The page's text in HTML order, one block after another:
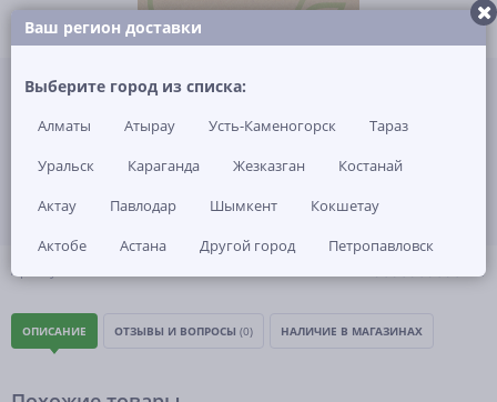
Артикул: - (0)
Нет в наличии
ОПИСАНИЕ ОТЗЫВЫ И ВОПРОСЫ (0) НАЛИЧИЕ В МАГАЗИНАХ
Ваш регион доставки
Выберите город из списка:
Алматы Атырау Усть-Каменогорск
Тараз
Уральск
Караганда Жезказган
Костанай
Актау
Павлодар Шымкент
Кокшетау
Актобе
Астана Другой город Петропавловск